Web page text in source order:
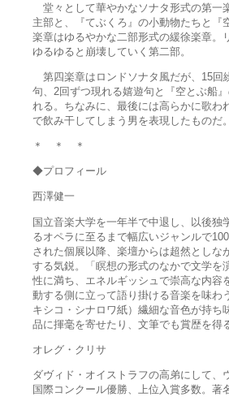
堂々として華やかなソナタ形式の第一
主部と、『てぶくろ』の小動物たちと『
楽章はゆるやかな二部形式の緩徐楽章。
ゆるゆると崩壊していく第二部。
第四楽章はロンドソナタ風だが、15回
句、2回ずつ現れる嬉遊句と『空とぶ船
れる。ちなみに、最後には高らかに歌わ
で飲み干してしまう男を表現したものだ。
＊ ＊ ＊
◆プロフィール
西澤健一
国立音楽大学を一年半で中退し、以後独
るオペラに至るまで幅広いジャンルで
された個展以降、楽壇からは超然としな
する気鋭。「瞑想の形式のなかで文学を
性に満ち、エネルギッシュで崇高な内容
動する側に立って語り掛ける音楽を味わ
キシコ・シナロワ紙）繊細な音色が持
品に揮毫を寄せたり、文筆でも賞歴を得
オレグ・クリサ
ダヴィド・オイストラフの高弟にして、
国際コンクール優勝、上位入賞多数。著